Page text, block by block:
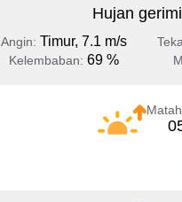
Hujan
Angin: Timur, 7.1 m/s
Kelembaban: 69 %